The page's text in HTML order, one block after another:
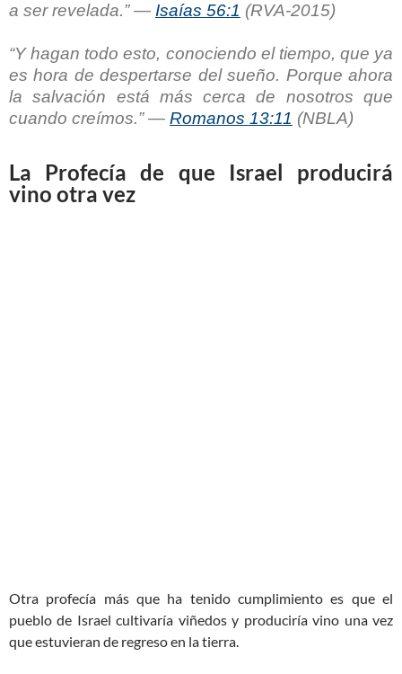
a ser revelada.” — Isaías 56:1 (RVA-2015)
“Y hagan todo esto, conociendo el tiempo, que ya
es hora de despertarse del sueño. Porque ahora
la salvación está más cerca de nosotros que
cuando creímos.” — Romanos 13:11 (NBLA)
La Profecía de que Israel producirá
vino otra vez
Otra profecía más que ha tenido cumplimiento es que el
pueblo de Israel cultivaría viñedos y produciría vino una vez
que estuvieran de regreso en la tierra.